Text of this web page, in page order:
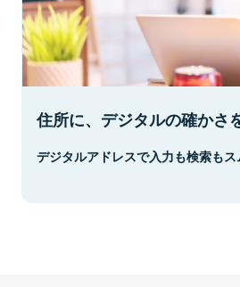
住所に、デジタルの確かさ
デジタルアドレスで入力も検索もス